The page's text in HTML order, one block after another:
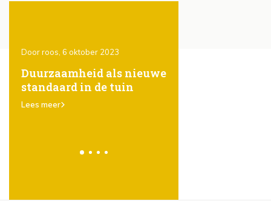
Door roos, 6 oktober 2023
Duurzaamheid als nieuwe
standaard in de tuin
Lees meer